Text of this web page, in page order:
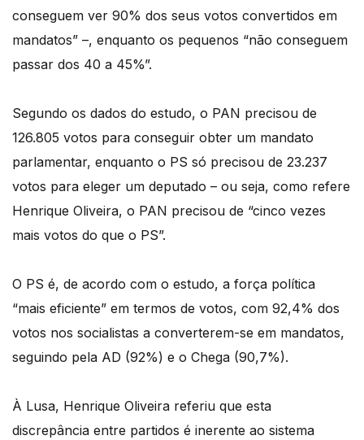
conseguem ver 90% dos seus votos convertidos em
mandatos” –, enquanto os pequenos “não conseguem
passar dos 40 a 45%”.
Segundo os dados do estudo, o PAN precisou de
126.805 votos para conseguir obter um mandato
parlamentar, enquanto o PS só precisou de 23.237
votos para eleger um deputado – ou seja, como refere
Henrique Oliveira, o PAN precisou de “cinco vezes
mais votos do que o PS”.
O PS é, de acordo com o estudo, a força política
“mais eficiente” em termos de votos, com 92,4% dos
votos nos socialistas a converterem-se em mandatos,
seguindo pela AD (92%) e o Chega (90,7%).
À Lusa, Henrique Oliveira referiu que esta
discrepância entre partidos é inerente ao sistema